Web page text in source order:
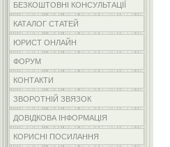
БЕЗКОШТОВНІ КОНСУЛЬТАЦІЇ
КАТАЛОГ СТАТЕЙ
ЮРИСТ ОНЛАЙН
ФОРУМ
КОНТАКТИ
ЗВОРОТНІЙ ЗВЯЗОК
ДОВІДКОВА ІНФОРМАЦІЯ
КОРИСНІ ПОСИЛАННЯ